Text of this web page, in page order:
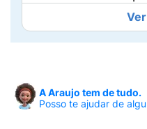
.
para colorir e
raciocínio, ele vem
Temporárias
incrível:elas brilham
A Araujo tem de tudo.
Posso te ajudar de